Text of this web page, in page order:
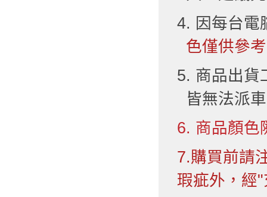
4. 因每台電
色僅供參
5. 商品出貨
皆無法派
6. 商品顏色
7.購買前請
瑕疵外，經